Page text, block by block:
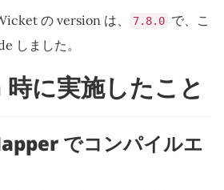
の version は、 7.8.0 で、こ
しました。
に実施したこと
でコンパイルエ